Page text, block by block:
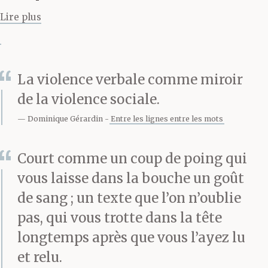
avec deux doigts, une
pure tenaille, et tu le
se mettent à pleurer.
C’était très douloureux.
Tous ceux qui l’ont subi
savent ce que c’est. Toi
on te l’avait cassé à
l’entraînement, depuis
tes douze ans. T’avais
plus ce souci-là. C’était
Lire plus
La violence verbale comme miroir
de la violence sociale.
Dominique Gérardin Entre les lignes entre les mots
Court comme un coup de poing qui
vous laisse dans la bouche un goût
de sang ; un texte que l’on n’oublie
pas, qui vous trotte dans la tête
longtemps après que vous l’ayez lu
et relu.